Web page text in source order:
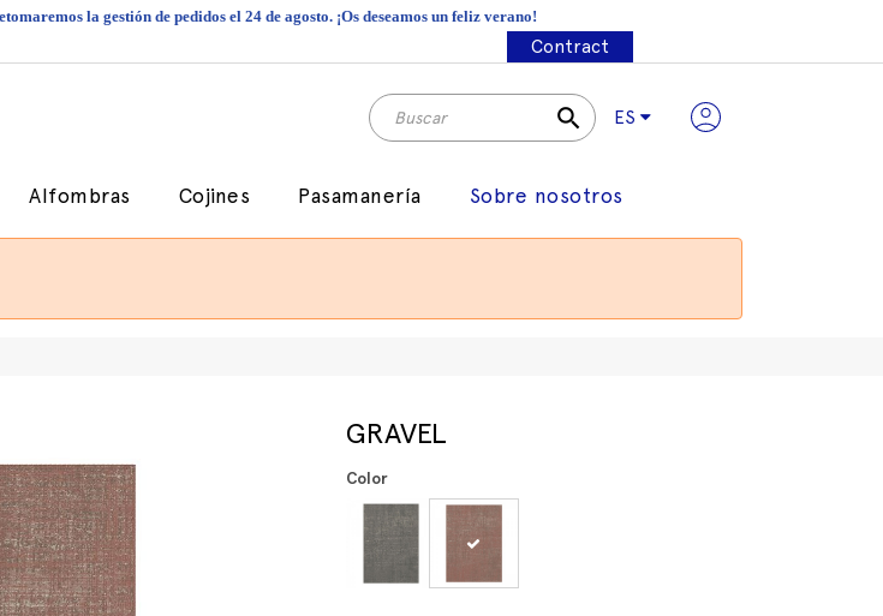
la gestión de pedidos el 24 de agosto. ¡Os deseamos un feliz verano!
Contract
search ES
Alfombras Cojines Pasamanería Sobre nosotros
GRAVEL
Color